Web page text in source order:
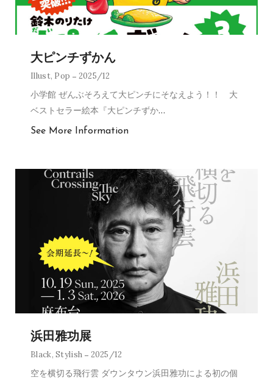
大ピンチずかん
Illust, Pop 2025/12
小学館 ぜんぶそろえて大ピンチにそなえよう！！ 大
ベストセラー絵本『大ピンチずか…
See More Information
浜田雅功展
Black,Stylish 2025/12
空を横切る飛行雲 ダウンタウン浜田雅功による初の個